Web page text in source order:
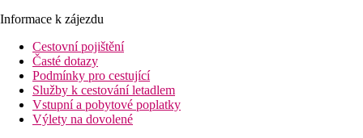
Informace k zájezdu
Cestovní pojištění
Časté dotazy
Podmínky pro cestující
Služby k cestování letadlem
Vstupní a pobytové poplatky
Výlety na dovolené